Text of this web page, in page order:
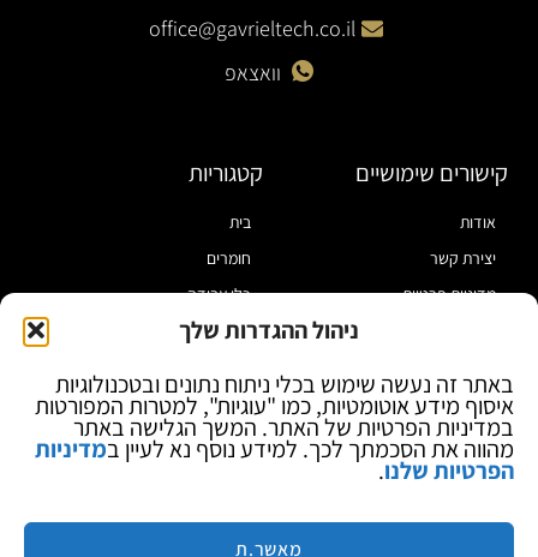
ניהול ההגדרות שלך
באתר זה נעשה שימוש בכלי ניתוח נתונים ובטכנולוגיות
איסוף מידע אוטומטיות, כמו "עוגיות", למטרות המפורטות
במדיניות הפרטיות של האתר. המשך הגלישה באתר
מהווה את הסכמתך לכך. למידע נוסף נא לעיין במדיניות
הפרטיות שלנו.
מאשר.ת
office@gavrieltech.co.il
וואצאפ
קישורים שימושיים
אודות
יצירת קשר
מדיניות פרטיות
בלוג
קטגוריות
בית
חומרים
כלי עבודה
מוצרי הלחמה
ספקי כח ומודדים
ציוד אופטי להגדלה
מותגים